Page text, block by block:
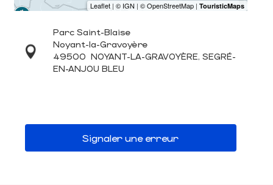
Parc Saint-Blaise
Noyant-la-Gravoyère
49500 NOYANT-LA-GRAVOYÈRE, SEGRÉ-
EN-ANJOU BLEU
Signaler une erreur